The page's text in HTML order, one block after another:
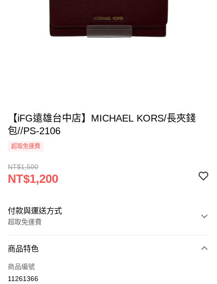
【iFG遠雄台中店】MICHAEL KORS/長夾錢
包//PS-2106
超取免運費
NT$1,500
NT$1,200
付款與運送方式
超取免運費
信用卡一次付款
超商取貨付款
商品特色
商品編號
11261366